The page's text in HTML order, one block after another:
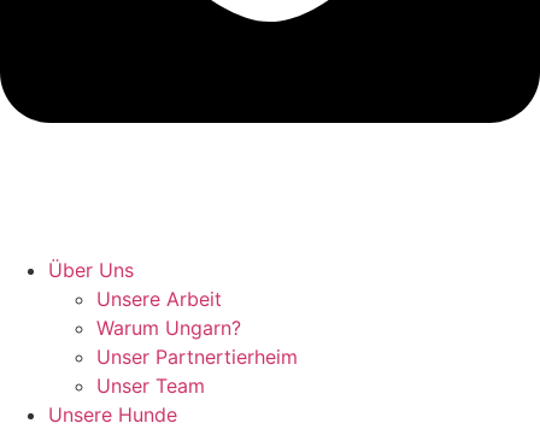
Über Uns
Unsere Arbeit
Warum Ungarn?
Unser Partnertierheim
Unser Team
Unsere Hunde